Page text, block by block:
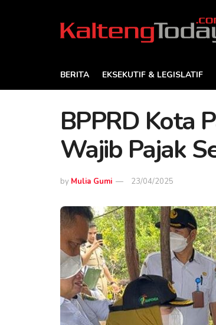
BERITA EKSEKUTIF & LEGISLATIF
BPPRD Kota
Wajib Pajak
by Mulia Gumi 23/04/2025